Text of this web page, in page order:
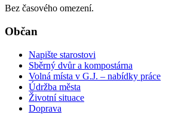
Bez časového omezení.
Občan
Napište starostovi
Sběrný dvůr a kompostárna
Volná místa v G.J. – nabídky práce
Údržba města
Životní situace
Doprava